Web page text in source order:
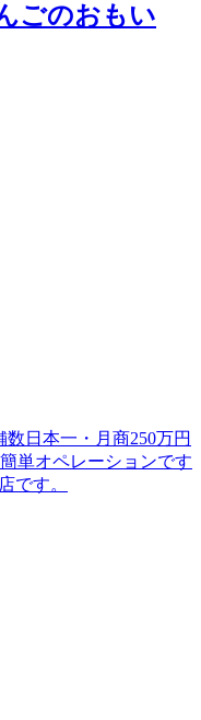
ごのおもい
日本一・月商250万円
単オペレーションです
です。